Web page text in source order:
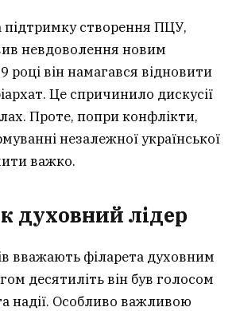
створення ПЦУ,
невдоволення новим
році він намагався відновити
Це спричинило дискусії
Проте, попри конфлікти,
незалежної української
важко.
духовний лідер
вважають філарета духовним
десятиліть він був голосом
надії. Особливо важливою